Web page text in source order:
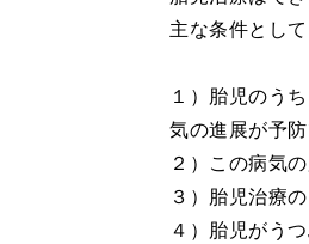
主な条件とし
１）胎児のう
気の進展が予
２）この病気
３）胎児治療
４）胎児がう